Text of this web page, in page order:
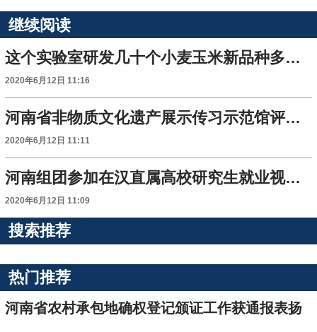
继续阅读
这个实验室研发几十个小麦玉米新品种多次创造高产纪录
2020年6月12日 11:16
河南省非物质文化遗产展示传习示范馆评审启动
2020年6月12日 11:11
河南组团参加在汉直属高校研究生就业视频招聘会
2020年6月12日 11:09
搜索推荐
热门推荐
河南省农村承包地确权登记颁证工作获通报表扬